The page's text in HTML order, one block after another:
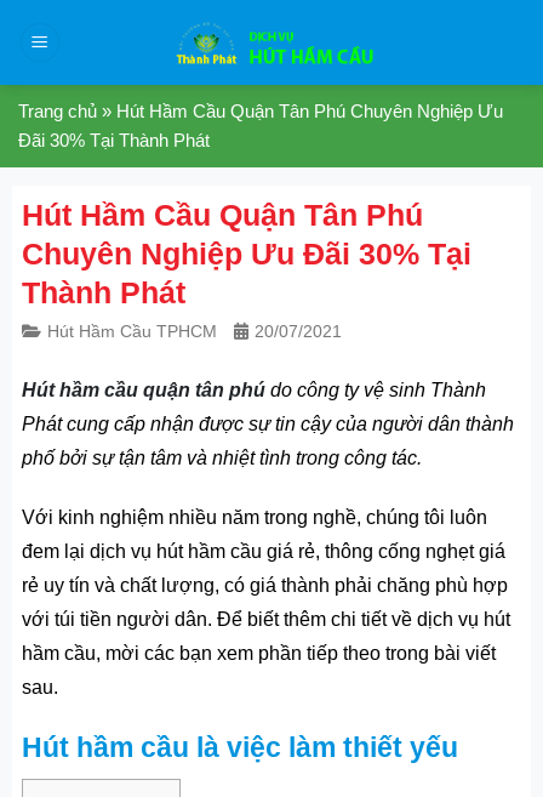
Trang chủ » Hút Hầm Cầu Quận Tân Phú Chuyên Nghiệp Ưu
Đãi 30% Tại Thành Phát
Hút Hầm Cầu Quận Tân Phú
Chuyên Nghiệp Ưu Đãi 30% Tại
Thành Phát
Hút Hầm Cầu TPHCM 20/07/2021
Hút hầm cầu quận tân phú do công ty vệ sinh Thành
Phát cung cấp nhận được sự tin cậy của người dân thành
phố bởi sự tận tâm và nhiệt tình trong công tác.
Với kinh nghiệm nhiều năm trong nghề, chúng tôi luôn
đem lại dịch vụ hút hầm cầu giá rẻ, thông cống nghẹt giá
rẻ uy tín và chất lượng, có giá thành phải chăng phù hợp
với túi tiền người dân. Để biết thêm chi tiết về dịch vụ hút
hầm cầu, mời các bạn xem phần tiếp theo trong bài viết
sau.
Hút hầm cầu là việc làm thiết yếu